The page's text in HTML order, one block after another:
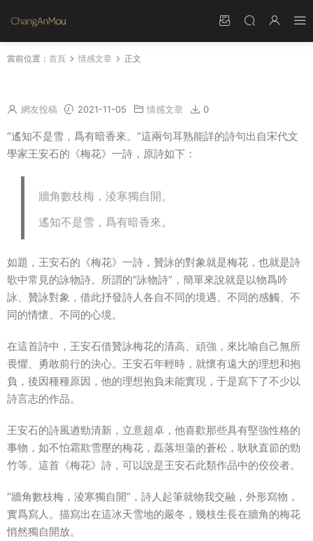
當前位置： 首頁 情感文章 正文
網友投稿 2021-11-05 情感文章 0
“遙知不是雪，爲有暗香來。”這兩句耳熟能詳的詩句出自宋代文
學家王安石的《梅花》一詩，原詩如下：
牆角數枝梅，淩寒獨自開。
遙知不是雪，爲有暗香來。
如題，王安石的《梅花》一詩，贊詠的對象就是梅花，也就是詩
歌中常見的詠物詩。所謂的“詠物詩”，簡單來說就是以物爲吟
詠、贊詠對象，借此抒發詩人各自不同的境遇、不同的感觸、不
同的情懷、不同的心境。
在這首詩中，王安石借贊詠梅花的清高、頑強，來比喻自己無所
畏懼、勇敢前行的決心。王安石年輕時，就懷有遠大的理想和抱
負，後因種種原因，他的理想抱負未能實現，于是寫下了不少以
詩言志的作品。
王安石的詩風遒勁清新，立意超卓，他喜歡那些具有堅強性格的
事物，如不怕霜欺雪壓的梅花，磊落坦蕩的蒼松，耿耿直節的勁
竹等。這首《梅花》詩，可以說是王安石此類作品中的佼佼者。
“牆角數枝梅，淩寒獨自開”，詩人起筆就物我交融，外形寫物，
實爲寫人。描寫出在這冰天雪地的嚴冬，幾枝生長在牆角的梅花
悄然獨自開放。